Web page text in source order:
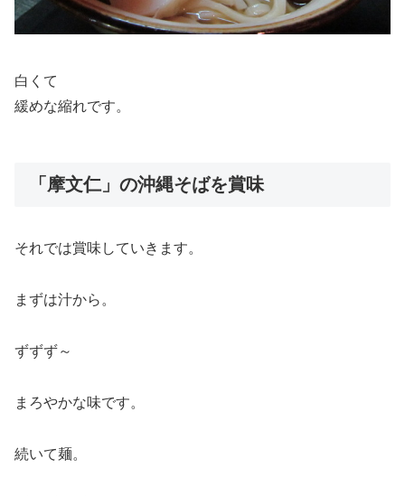
白くて
緩めな縮れです。
「摩文仁」の沖縄そばを賞味
それでは賞味していきます。
まずは汁から。
ずずず～
まろやかな味です。
続いて麺。